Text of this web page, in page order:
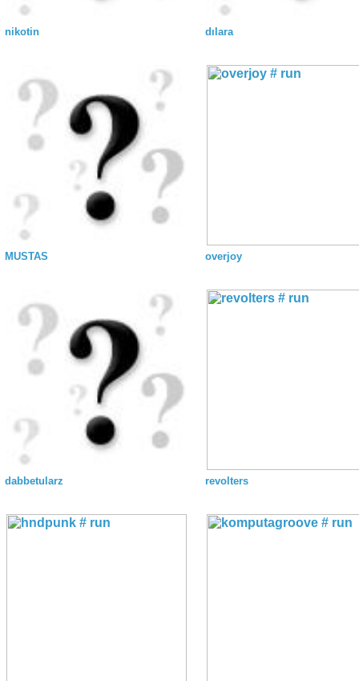
nikotin dılara
MUSTAS overjoy
dabbetularz revolters